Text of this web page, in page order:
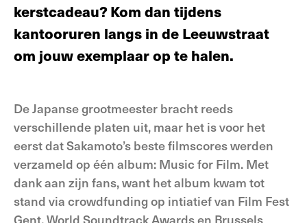
kerstcadeau? Kom dan tijdens
kantooruren langs in de Leeuwstraat
om jouw exemplaar op te halen.
De Japanse grootmeester bracht reeds
verschillende platen uit, maar het is voor het
eerst dat Sakamoto’s beste filmscores werden
verzameld op één album: Music for Film. Met
dank aan zijn fans, want het album kwam tot
stand via crowdfunding op intiatief van Film Fest
Gent, World Soundtrack Awards en Brussels